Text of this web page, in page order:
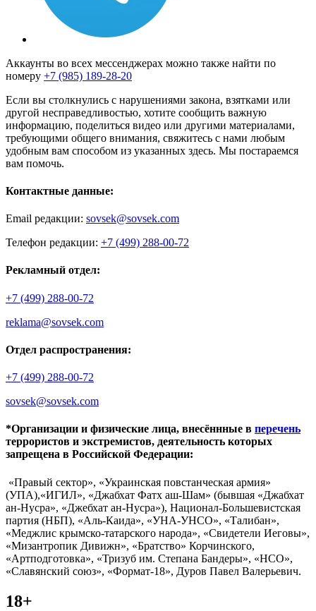
Аккаунты во всех мессенджерах можно также найти по
номеру +7 (985) 189-28-20
Если вы столкнулись с нарушениями закона, взятками или
другой несправедливостью, хотите сообщить важную
информацию, поделиться видео или другими материалами,
требующими общего внимания, свяжитесь с нами любым
удобным вам способом из указанных здесь. Мы постараемся
вам помочь.
Контактные данные:
Email редакции: sovsek@sovsek.com
Телефон редакции: +7 (499) 288-00-72
Рекламный отдел:
+7 (499) 288-00-72
reklama@sovsek.com
Отдел распространения:
+7 (499) 288-00-72
sovsek@sovsek.com
*Организации и физические лица, внесённные в перечень
террористов и экстремистов, деятельность которых
запрещена в Российской Федерации:
«Правый сектор», «Украинская повстанческая армия»
(УПА),«ИГИЛ», «Джабхат Фатх аш-Шам» (бывшая «Джабхат
ан-Нусра», «Джебхат ан-Нусра»), Национал-Большевистская
партия (НБП), «Аль-Каида», «УНА-УНСО», «Талибан»,
«Меджлис крымско-татарского народа», «Свидетели Иеговы»,
«Мизантропик Дивижн», «Братство» Корчинского,
«Артподготовка», «Тризуб им. Степана Бандеры», «НСО»,
«Славянский союз», «Формат-18», Дуров Павел Валерьевич.
18+